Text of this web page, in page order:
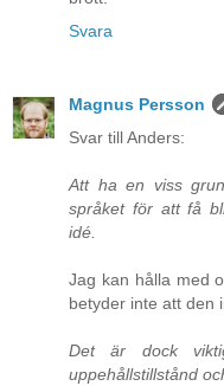
Svara
Magnus Persson
Svar till Anders:
Att ha en viss
språket för att få
idé.
Jag kan hålla med
betyder inte att den
Det är dock
uppehållstillstånd